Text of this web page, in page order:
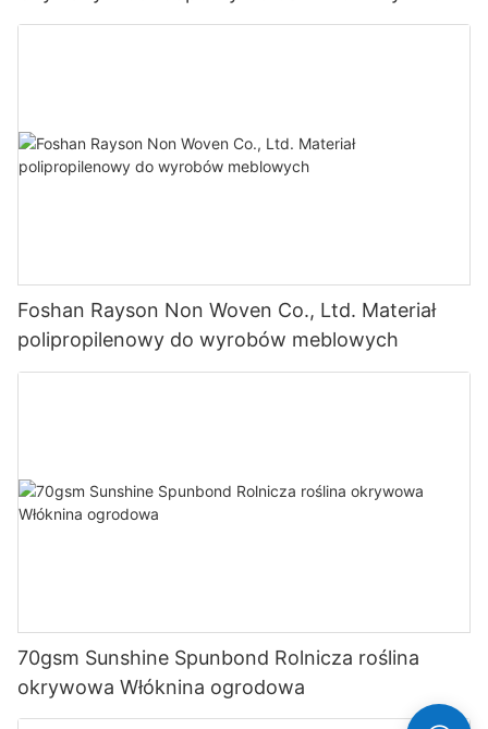
Non Woven
Foshan Rayson Non Woven Co., Ltd. Materiał
polipropilenowy do wyrobów meblowych
70gsm Sunshine Spunbond Rolnicza roślina
okrywowa Włóknina ogrodowa